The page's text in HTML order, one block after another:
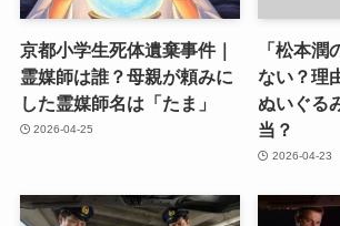
京都小学生死体遺棄事件｜
霊媒師は誰？母親が頼みに
した霊媒師名は「たま」
2026-04-25
「松本
ない？理
ぬいぐる
当？
2026-04-23